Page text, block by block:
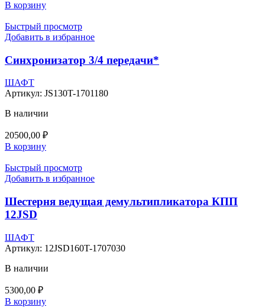
В корзину
Быстрый просмотр
Добавить в избранное
Синхронизатор 3/4 передачи*
ШАФТ
Артикул: JS130T-1701180
В наличии
20500,00 ₽
В корзину
Быстрый просмотр
Добавить в избранное
Шестерня ведущая демультипликатора КПП
12JSD
ШАФТ
Артикул: 12JSD160T-1707030
В наличии
5300,00 ₽
В корзину